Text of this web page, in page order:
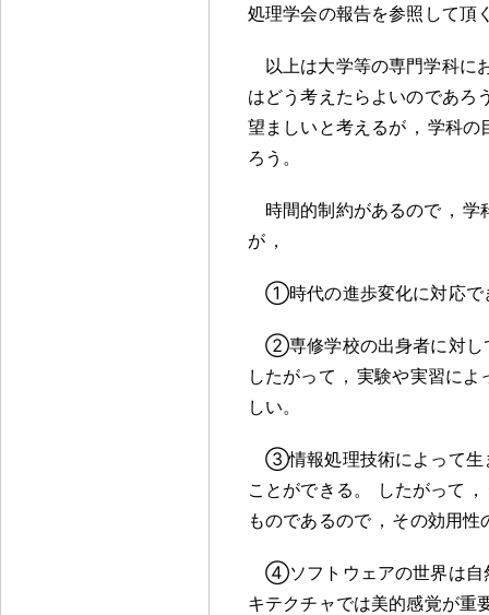
処理学会の報告を参照して頂
以上は大学等の専門学科に
はどう考えたらよいのであろ
望ましいと考えるが ， 学科の
ろう 。
時間的制約があるので ， 学
が ，
①時代の進歩変化に対応で
②専修学校の出身者に対し
したがって ， 実験や実習によ
しい。
③情報処理技術によって生
ことができる 。 したがって ，
ものであるので ， その効用性
④ソフトウェアの世界は自
キテクチャでは美的感覚が重